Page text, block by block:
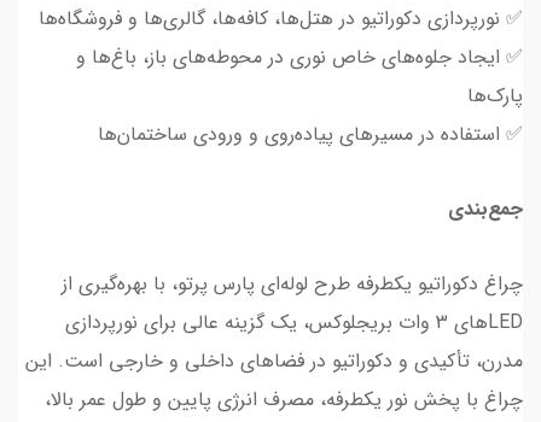
✅ نورپردازی دکوراتیو در هتل‌ها، کافه‌ها، گالری‌ها و فروشگاه‌ها
✅ ایجاد جلوه‌های خاص نوری در محوطه‌های باز، باغ‌ها و
پارک‌ها
✅ استفاده در مسیرهای پیاده‌روی و ورودی ساختمان‌ها
جمع‌بندی
چراغ دکوراتیو یکطرفه طرح لوله‌ای پارس پرتو، با بهره‌گیری از
LEDهای 3 وات بریجلوکس، یک گزینه عالی برای نورپردازی
مدرن، تأکیدی و دکوراتیو در فضاهای داخلی و خارجی است. این
چراغ با پخش نور یکطرفه، مصرف انرژی پایین و طول عمر بالا،